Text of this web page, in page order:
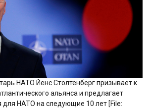
НАТО Йенс Столтенберг призывает к
альянса и предлагает
для НАТО на следующие 10 лет [File: